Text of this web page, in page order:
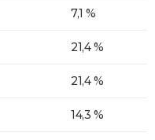
7,1 %
21,4 %
21,4 %
14,3 %